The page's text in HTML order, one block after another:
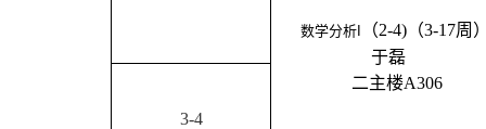
永远怀念
数学分析 （2-4) （3-17周 ）
于磊
二主楼A306
3-4